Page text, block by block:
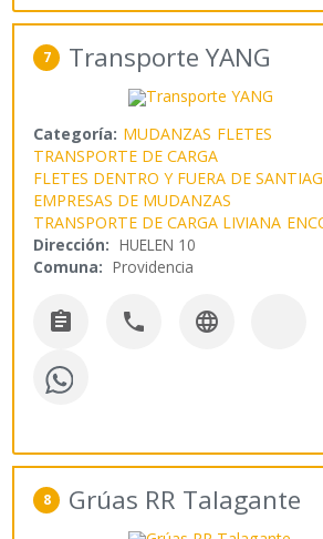
7 Transporte YANG
Categoría: MUDANZAS FLETES
TRANSPORTE DE CARGA
FLETES DENTRO Y FUERA DE
EMPRESAS DE MUDANZAS
TRANSPORTE DE CARGA LIVIANA
Dirección: HUELEN 10
Comuna: Providencia
  
8 Grúas RR Talagante